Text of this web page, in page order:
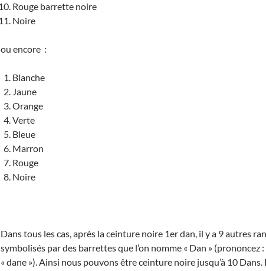
Rouge barrette noire
Noire
ou encore :
Blanche
Jaune
Orange
Verte
Bleue
Marron
Rouge
Noire
Dans tous les cas, après la ceinture noire 1er dan, il y a 9 autres
symbolisés par des barrettes que l’on nomme « Dan » (prononcez :
« dane »). Ainsi nous pouvons être ceinture noire jusqu’à 10 Dans.